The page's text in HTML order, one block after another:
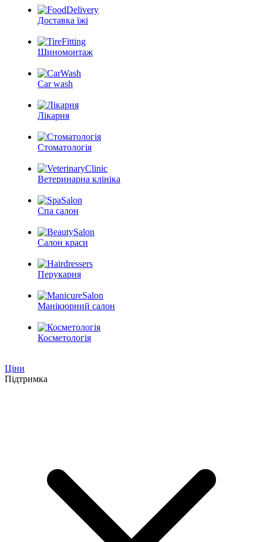
Доставка їжі
Шиномонтаж
Car wash
Лікарня
Стоматологія
Ветеринарна клініка
Спа салон
Салон краси
Перукарня
Манікюрний салон
Косметологія
Ціни
Підтримка